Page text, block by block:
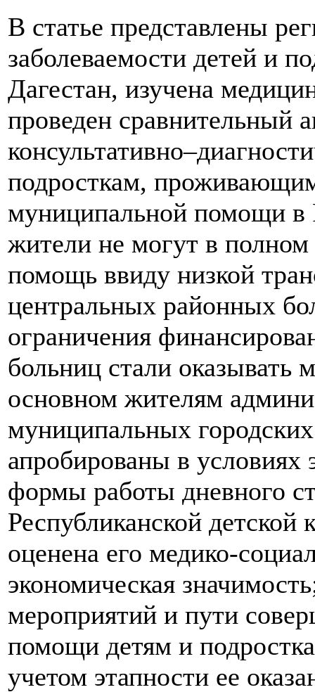
В статье представлены
заболеваемости детей и
Дагестан, изучена
проведен сравнительный
подросткам,
муниципальной помощи в
жители не могут в
помощь ввиду низкой
центральных районных
ограничения
больниц стали
основном жителям
муниципальных
апробированы в условиях
формы работы дневного
Республиканской детской
оценена его медико-
экономическая
мероприятий и пути
помощи детям и
учетом этапности ее